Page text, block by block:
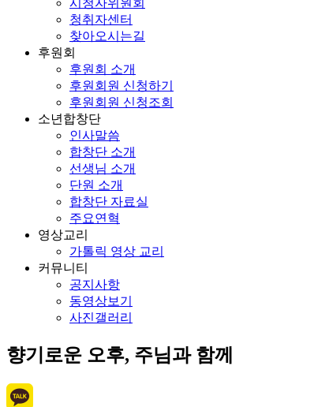
시청자위원회
청취자센터
찾아오시는길
후원회
후원회 소개
후원회원 신청하기
후원회원 신청조회
소년합창단
인사말씀
합창단 소개
선생님 소개
단원 소개
합창단 자료실
주요연혁
영상교리
가톨릭 영상 교리
커뮤니티
공지사항
동영상보기
사진갤러리
향기로운 오후, 주님과 함께